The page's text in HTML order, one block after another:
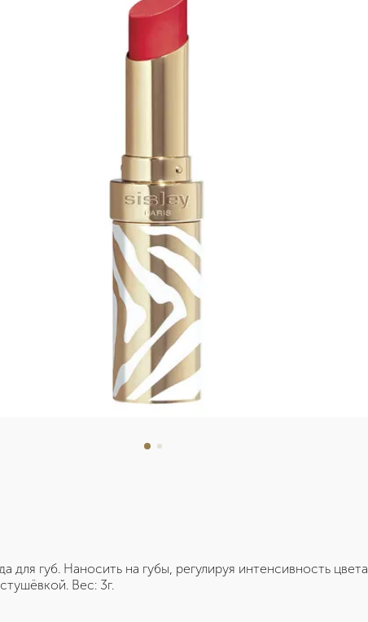
губ. Наносить на губы, регулируя интенсивность цвета
Вес: 3г.